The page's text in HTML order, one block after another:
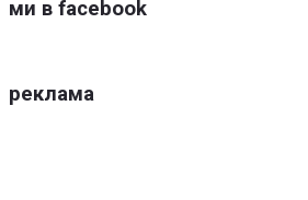
ми в facebook
реклама